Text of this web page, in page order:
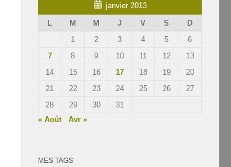
janvier 2013
L
M M J V S
D
1
2 3 4 5
6
7
8 9 10 11 12
13
14
15 16 17 18 19
20
21
22 23 24 25 26
27
28
29 30
31
« Août
Avr »
MES TAGS